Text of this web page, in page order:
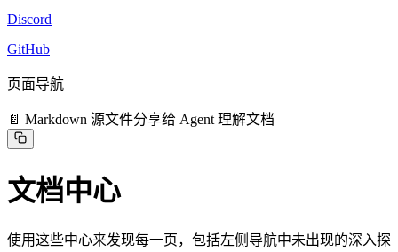
Discord
GitHub
页面导航
📄 Markdown 源文件分享给 Agent 理解文档
文档中心
使用这些中心来发现每一页，包括左侧导航中未出现的深入探